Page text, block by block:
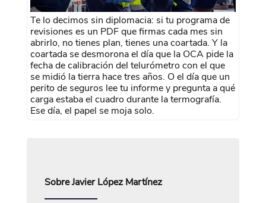
Te lo decimos sin diplomacia: si tu programa de
revisiones es un PDF que firmas cada mes sin
abrirlo, no tienes plan, tienes una coartada. Y la
coartada se desmorona el día que la OCA pide la
fecha de calibración del telurómetro con el que
se midió la tierra hace tres años. O el día que un
perito de seguros lee tu informe y pregunta a qué
carga estaba el cuadro durante la termografía.
Ese día, el papel se moja solo.
SobreJavier López Martínez